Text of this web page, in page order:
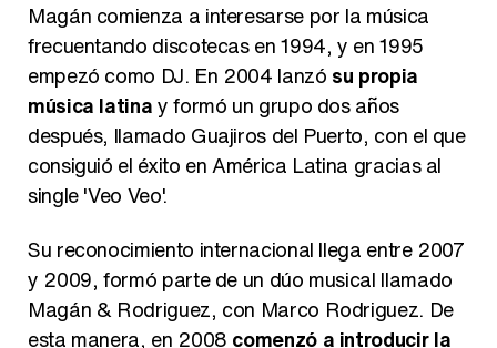
Belén Esteban: "Estoy emocionada, muy contenta y muy feliz por llegar a RTVE"
Manu Baqueiro: "Tuve como referente a Bruce Willis en 'Luz de Luna' para mi trabajo en la serie 'Perdiendo el juicio'"
Magán comienza a interesarse por la música
frecuentando discotecas en 1994, y en 1995
empezó como DJ. En 2004 lanzó su propia
música latinay formó un grupo dos años
después, llamado Guajiros del Puerto, con el que
consiguió el éxito en América Latina gracias al
single 'Veo Veo'.
Su reconocimiento internacional llega entre 2007
y 2009, formó parte de un dúo musical llamado
Magán & Rodriguez, con Marco Rodriguez. De
esta manera, en 2008 comenzó a introducir la